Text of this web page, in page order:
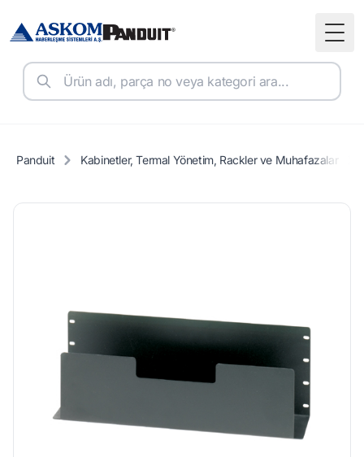
Panduit Kabinetler, Termal Yönetim, Rackler ve Muhafazalar